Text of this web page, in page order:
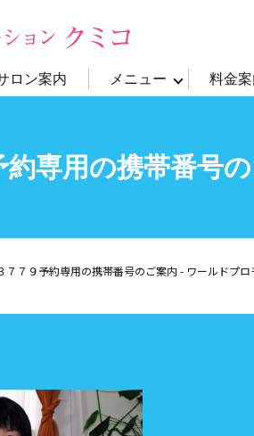
ロン案内 メニュー 料金
専用の携帯番号
７９予約専用の携帯番号のご案内 - ワールドプロ